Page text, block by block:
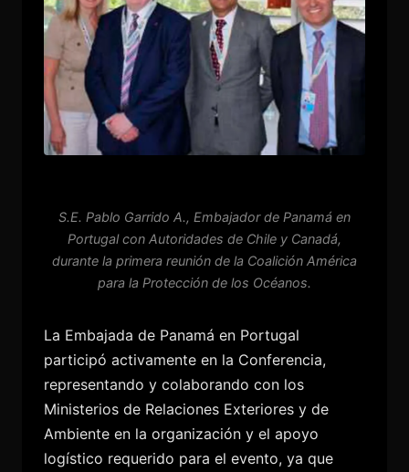
S.E. Pablo Garrido A., Embajador de Panamá en
Portugal con Autoridades de Chile y Canadá,
durante la primera reunión de la Coalición América
para la Protección de los Océanos.
La Embajada de Panamá en Portugal
participó activamente en la Conferencia,
representando y colaborando con los
Ministerios de Relaciones Exteriores y de
Ambiente en la organización y el apoyo
logístico requerido para el evento, ya que